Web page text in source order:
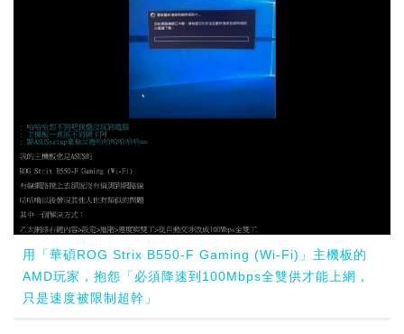
用「華碩ROG Strix B550-F Gaming (Wi-Fi)」主機板的
AMD玩家，抱怨「必須降速到100Mbps全雙供才能上網，
只是速度被限制超幹」